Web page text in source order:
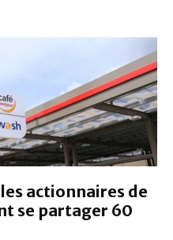
actionnaires de
se partager 60